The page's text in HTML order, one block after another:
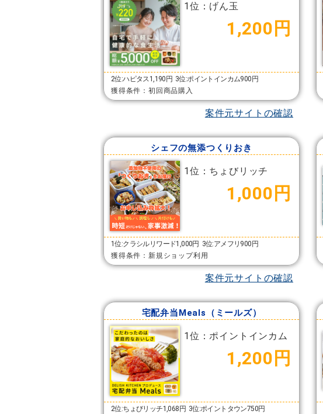
1位：げん玉
1,200円
2位:ハピタス1,190円 3位:ポイントインカム900円
獲得条件：初回商品購入
案件元サイトの確認
シェフの無添つくりおき
1位：ちょびリッチ
1,000円
1位:クラシルリワード1,000円 3位:アメフリ900円
獲得条件：新規ショップ利用
案件元サイトの確認
宅配弁当Meals（ミールズ）
1位：ポイントインカム
1,200円
2位:ちょびリッチ1,068円 3位:ポイントタウン750円